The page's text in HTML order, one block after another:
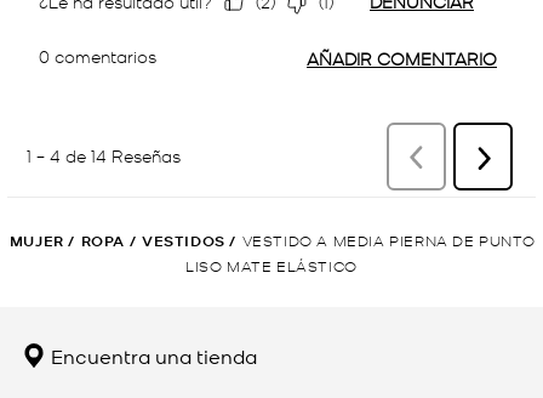
MUJER / ROPA / VESTIDOS / VESTIDO A MEDIA PIERNA DE PUNTO
LISO MATE ELÁSTICO
Encuentra una tienda